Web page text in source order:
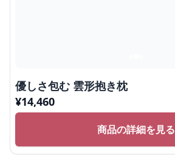
優しさ包む 雲形抱き枕
¥14,460
商品の詳細を見る